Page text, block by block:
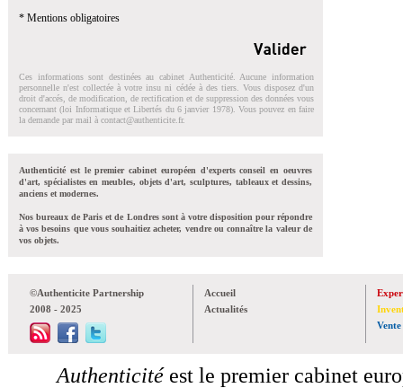
* Mentions obligatoires
Ces informations sont destinées au cabinet Authenticité. Aucune information
personnelle n'est collectée à votre insu ni cédée à des tiers. Vous disposez d'un
droit d'accés, de modification, de rectification et de suppression des données vous
concernant (loi Informatique et Libertés du 6 janvier 1978). Vous pouvez en faire
la demande par mail à contact@authenticite.fr.
Authenticité est le premier cabinet européen d'experts conseil en oeuvres
d'art, spécialistes en meubles, objets d'art, sculptures, tableaux et dessins,
anciens et modernes.
Nos bureaux de Paris et de Londres sont à votre disposition pour répondre
à vos besoins que vous souhaitiez acheter, vendre ou connaître la valeur de
vos objets.
©Authenticite Partnership
2008 - 2025
Accueil
Actualités
Vente
Authenticitéest le premier cabinet